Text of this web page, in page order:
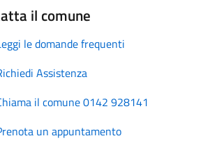
il comune
le domande frequenti
Assistenza
il comune 0142 928141
un appuntamento